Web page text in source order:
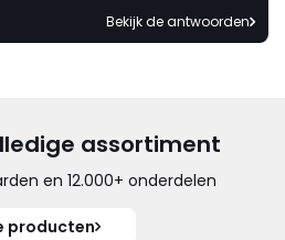
Bekijk de antwoorden
assortiment
en 12.000+ onderdelen
producten